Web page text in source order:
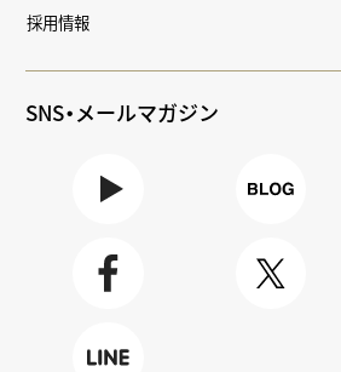
採用情報
SNS・メールマガジン